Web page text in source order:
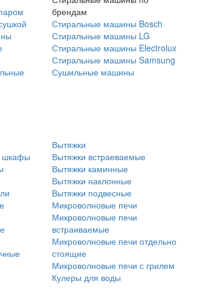
брендам
Стиральные машины Bosch
Стиральные машины LG
Стиральные машины Electrolux
Стиральные машины Samsung
Сушильные машины
шкафы
Вытяжки
Вытяжки встраеваемые
Вытяжки каминные
Вытяжки наклонные
Вытяжки подвесные
Микроволновые печи
Микроволновые печи
встраиваемые
Микроволновые печи отдельно
стоящие
Микроволновые печи с грилем
Кулеры для воды